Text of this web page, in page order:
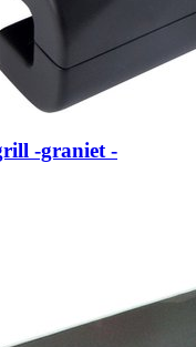
-graniet -